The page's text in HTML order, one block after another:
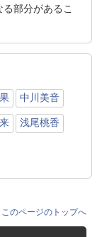
部分があるこ
中川美音
浅尾桃香
のページのトップへ